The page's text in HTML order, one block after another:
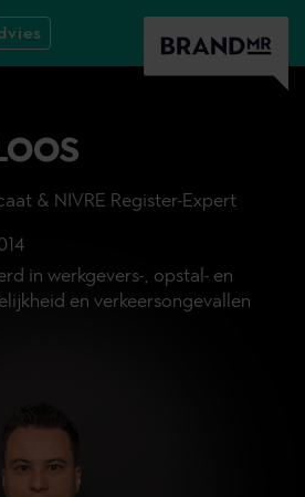
& NIVRE Register-Expert
in werkgevers-, opstal- en
en verkeersongevallen